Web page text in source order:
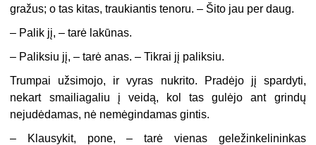
gražus; o tas kitas, traukiantis tenoru. – Šito jau per daug.
– Palik jį, – tarė lakūnas.
– Paliksiu jį, – tarė anas. – Tikrai jį paliksiu.
Trumpai užsimojo, ir vyras nukrito. Pradėjo jį spardyti,
nekart smailiagaliu į veidą, kol tas gulėjo ant grindų
nejudėdamas, nė nemėgindamas gintis.
– Klausykit, pone, – tarė vienas geležinkelininkas